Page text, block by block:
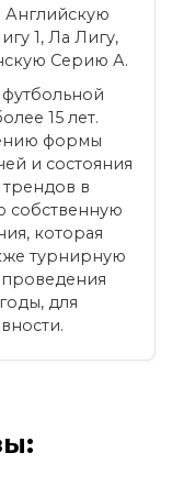
Английскую
1, Ла Лигу,
Серию А.
15 лет.
формы
и состояния
в
собственную
которая
турнирную
для